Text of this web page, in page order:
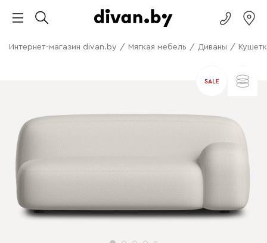
Интернет-магазин divan.by / Мягкая мебель / Диваны /